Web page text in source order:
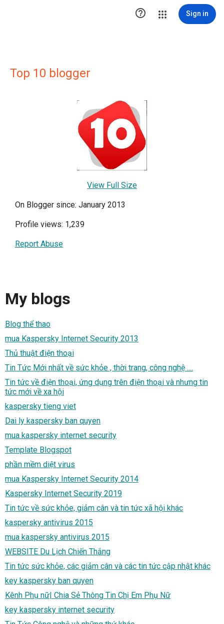
 Sign in
Top 10 blogger
View Full Size
On Blogger since: January 2013
Profile views: 1,239
Report Abuse
My blogs
Blog thể thao
mua Kaspersky Internet Security 2013
Thủ thuật điện thoại
Tin Tức Mới nhất về sức khỏe , thời trang, công nghệ ....
Tin tức về điện thoại, ứng dụng trên điện thoại và nhưng tin
tức mới về xa hội
kaspersky tieng viet
Dai ly kaspersky ban quyen
mua kaspersky internet security
Template Blogspot
phần mềm diệt virus
mua Kaspersky Internet Security 2014
Kaspersky Internet Security 2019
Tin tức về sức khỏe, giảm cân và tin tức xã hội khác
kaspersky antivirus 2015
mua kaspersky antivirus 2015
WEBSITE Du Lịch Chiến Thắng
Tin tức sức khỏe, các giảm cân và các tin tức cập nhật khác
key kaspersky ban quyen
Kênh Phụ nữ| Chia Sẻ Thông Tin Chị Em Phụ Nữ
key kaspersky internet security